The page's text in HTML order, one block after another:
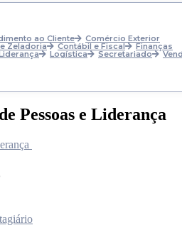
ao Cliente Comércio Exterior
Zeladoria Contábil e Fiscal Finanças
Logística Secretariado
Pessoas e Liderança